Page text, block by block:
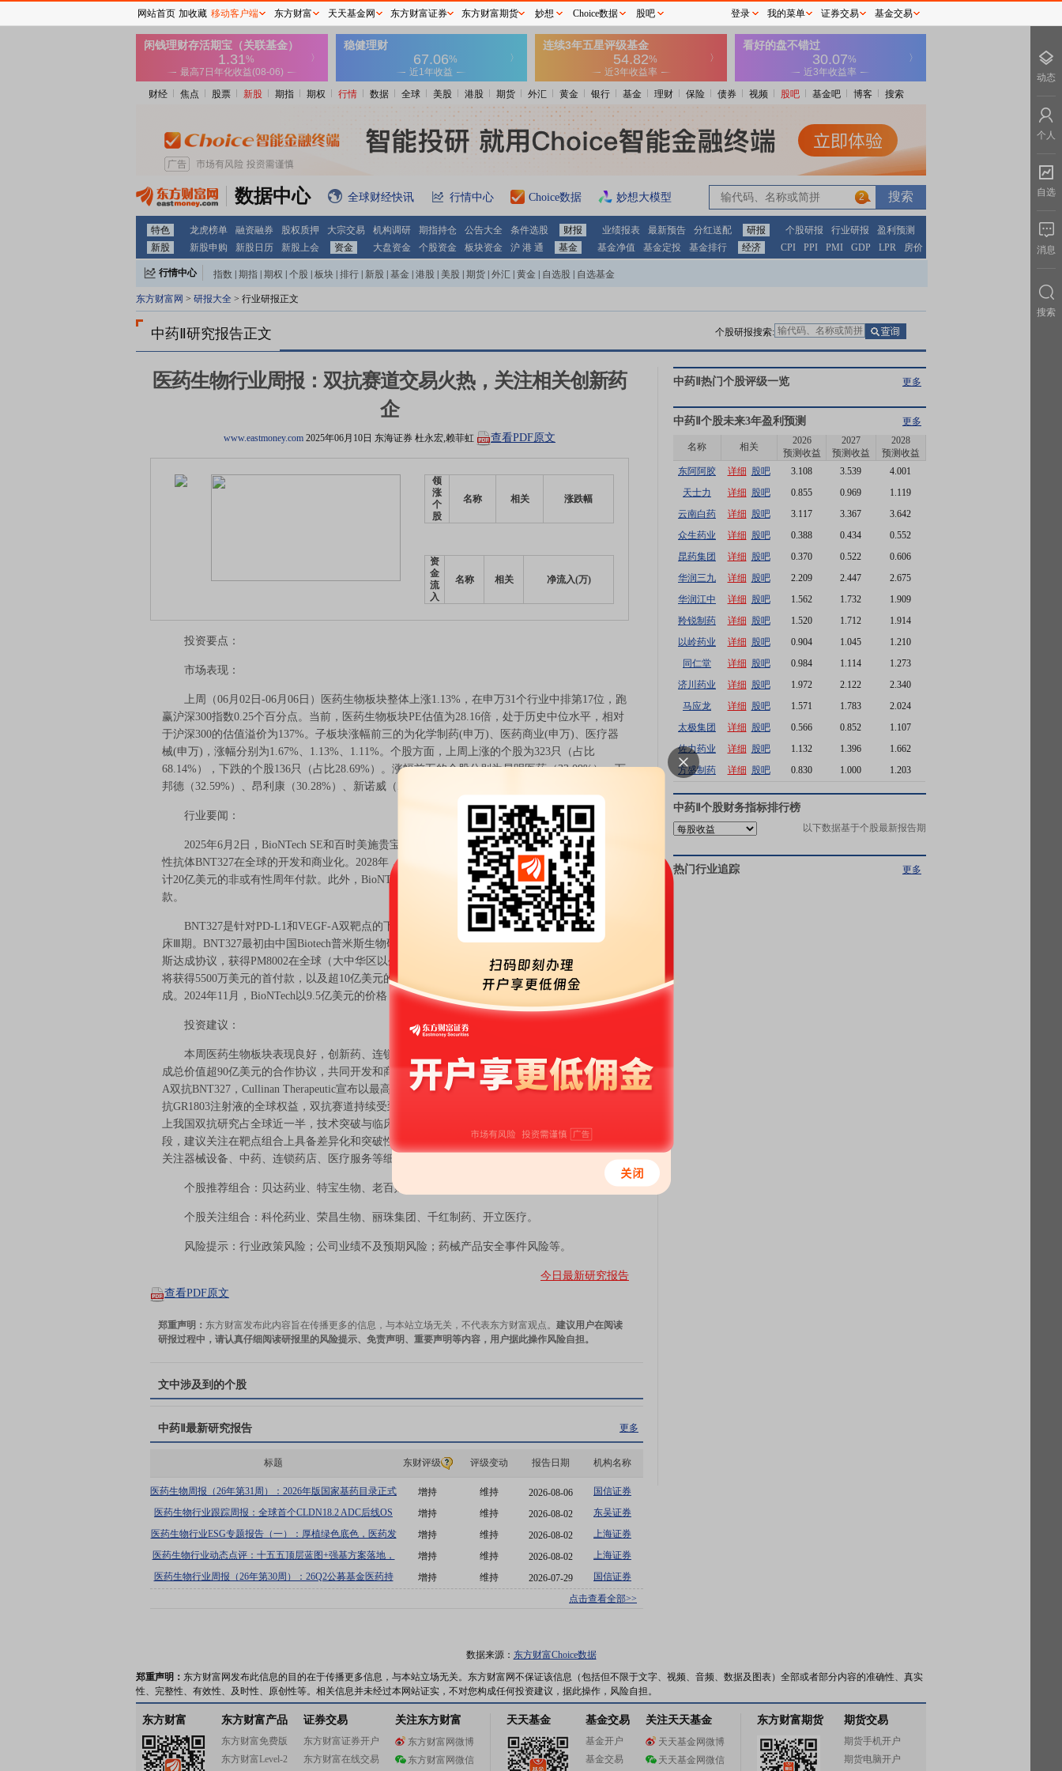
财经 焦点 股票 新股 期指 期权 行情 数据 全球 美股 港股 期货 外汇 黄金 银行 基金 理财 保险 债券 视频 股吧 基金吧 博客 搜索
数据中心 全球财经快讯 行情中心 Choice数据 妙想大模型 2
2
特色 龙虎榜单 融资融券 股权质押 大宗交易 机构调研 期指持仓 公告大全 条件选股 财报 业绩报表 最新预告 分红送配 研报 个股研报 行业研报
盈利预测
新股
新股申购 新股日历 新股上会 资金 大盘资金 个股资金 板块资金 沪 港 通 基金 基金净值 基金定投 基金排行 经济 CPI PPI PMI GDP LPR 房价
行情中心 指数 期指 期权 个股 板块 排行 新股 基金 港股 美股 期货 外汇 黄金 自选股 自选基金
东方财富网 > 研报大全 > 行业研报正文
中药Ⅱ研究报告正文 个股研报搜索:
医药生物行业周报：双抗赛道交易火热，关注相关创新药
企
www.eastmoney.com 2025年06月10日 东海证券 杜永宏,赖菲虹 查看PDF原文
领
涨
个
股
名称 相关 涨跌幅
资
金
流
入
名称 相关 净流入(万)
投资要点：
市场表现：
上周（06月02日-06月06日）医药生物板块整体上涨1.13%，在申万31个行业中排第17位，跑
赢沪深300指数0.25个百分点。当前，医药生物板块PE估值为28.16倍，处于历史中位水平，相对
于沪深300的估值溢价为137%。子板块涨幅前三的为化学制药(申万)、医药商业(申万)、医疗器
械(申万)，涨幅分别为1.67%、1.13%、1.11%。个股方面，上周上涨的个股为323只（占比
68.14%），下跌的个股136只（占比28.69%）。涨幅前五的个股分别为易明医药（33.09%）、万
邦德（32.59%）、昂利康（30.28%）、新诺威（21.36%）、海辰药业（20.93%）。
行业要闻：
2025年6月2日，BioNTech SE和百时美施贵宝宣布，双方已达成一项协议，共同推进双特异
性抗体BNT327在全球的开发和商业化。2028年，BMS将向BioNTech支付15亿美元的预付款和总
计20亿美元的非或有性周年付款。此外，BioNTech将有资格获得高达76亿美元的额外里程碑付
款。
BNT327是针对PD-L1和VEGF-A双靶点的下一代双特异性抗体，目前已在SCLC领域进入临
床Ⅲ期。BNT327最初由中国Biotech普米斯生物研发，编号PM8002。2023年11月BioNTech与普米
斯达成协议，获得PM8002在全球（大中华区以外）的开发、生产和商业化权利，普米斯相应地
将获得5500万美元的首付款，以及超10亿美元的开发、注册和商业里程碑付款以及分级销售提
成。2024年11月，BioNTech以9.5亿美元的价格，收购普米斯生物100%已发行股本。
投资建议：
本周医药生物板块表现良好，创新药、连锁药店板块涨幅居前。BioNTech和百时美施贵宝达
成总价值超90亿美元的合作协议，共同开发和商业化最初由中国药企普米斯研发的PD-L1/VEGF-
A双抗BNT327，Cullinan Therapeutic宣布以最高7.12亿美元的总金额引进智翔金泰BCMA/CD3双
抗GR1803注射液的全球权益，双抗赛道持续受到跨国药企青睐重磅交易频出，2025年ASCO大会
上我国双抗研究占全球近一半，技术突破与临床价值持续释放；双抗赛道仍处于靶点持续验证阶
段，建议关注在靶点组合上具备差异化和突破性技术路线有前瞻性布局的创新药企业。同时建议
关注器械设备、中药、连锁药店、医疗服务等细分板块的投资机会。
个股推荐组合：贝达药业、特宝生物、老百姓、羚锐制药、诺泰生物；
个股关注组合：科伦药业、荣昌生物、丽珠集团、千红制药、开立医疗。
风险提示：行业政策风险；公司业绩不及预期风险；药械产品安全事件风险等。
今日最新研究报告
查看PDF原文
郑重声明： 东方财富发布此内容旨在传播更多的信息，与本站立场无关，不代表东方财富观点。 建议用户在阅读
研报过程中，请认真仔细阅读研报里的风险提示、免责声明、重要声明等内容，用户据此操作风险自担。
文中涉及到的个股
中药Ⅱ 最新研究报告 更多
标题 东财评级 评级变动 报告日期 机构名称
医药生物周报（26年第31周）：2026年版国家基药目录正式
增持 维持 2026-08-06
国信证券
医药生物行业跟踪周报：全球首个CLDN18.2 ADC后线OS
增持 维持 2026-08-02
东吴证券
医药生物行业ESG专题报告（一）：厚植绿色底色，医药发
增持 维持 2026-08-02
上海证券
医药生物行业动态点评：十五五顶层蓝图+强基方案落地，
增持 维持 2026-08-02
上海证券
医药生物行业周报（26年第30周）：26Q2公募基金医药持
仓分析
增持 维持 2026-07-29
国信证券
点击查看全部>>
中药Ⅱ 热门个股评级一览 更多
中药Ⅱ 个股未来3年盈利预测 更多
名称 相关
2026
预测收益
2027
预测收益
2028
预测收益
东阿阿胶
详细 股吧 3.108 3.539
4.001
天士力
详细 股吧 0.855 0.969
1.119
云南白药
详细 股吧 3.117 3.367
3.642
众生药业
详细 股吧 0.388 0.434
0.552
昆药集团
详细 股吧 0.370 0.522
0.606
华润三九
详细 股吧 2.209 2.447
2.675
华润江中
详细 股吧 1.562 1.732
1.909
羚锐制药
详细 股吧 1.520 1.712
1.914
以岭药业
详细 股吧 0.904 1.045
1.210
同仁堂
详细 股吧 0.984 1.114
1.273
济川药业
详细 股吧 1.972 2.122
2.340
马应龙
详细 股吧 1.571 1.783
2.024
太极集团
详细 股吧 0.566 0.852
1.107
佐力药业
详细 股吧 1.132 1.396
1.662
方盛制药
详细 股吧 0.830 1.000 1.203
中药Ⅱ 个股财务指标排行榜
以下数据基于个股最新报告期
热门行业追踪 更多
数据来源： 东方财富Choice数据
郑重声明： 东方财富网发布此信息的目的在于传播更多信息，与本站立场无关。东方财富网不保证该信息（包括但不限于文字、视频、音频、数据及图表）全部或者部分内容的准确性、真实
性、完整性、有效性、及时性、原创性等。相关信息并未经过本网站证实，不对您构成任何投资建议，据此操作，风险自担。
东方财富 东方财富产品
东方财富免费版
东方财富Level-2
证券交易
东方财富证券开户
东方财富在线交易
关注东方财富
东方财富网微博
东方财富网微信
天天基金 基金交易
基金开户
基金交易
关注天天基金
天天基金网微博
天天基金网微信
东方财富期货 期货交易
期货手机开户
期货电脑开户
网站首页 加收藏 移动客户端 东方财富 天天基金网 东方财富证券 东方财富期货 妙想 Choice数据 股吧 登录 我的菜单 证券交易 基金交易
动态
个人
自选
消息
搜索